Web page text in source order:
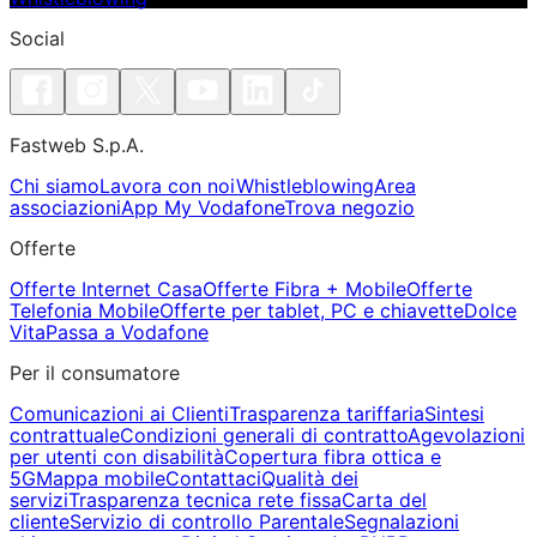
Social
Fastweb S.p.A.
Chi siamoLavora con noiWhistleblowingArea
associazioniApp My VodafoneTrova negozio
Offerte
Offerte Internet CasaOfferte Fibra + MobileOfferte
Telefonia MobileOfferte per tablet, PC e chiavetteDolce
VitaPassa a Vodafone
Per il consumatore
Comunicazioni ai ClientiTrasparenza tariffariaSintesi
contrattualeCondizioni generali di contrattoAgevolazioni
per utenti con disabilitàCopertura fibra ottica e
5GMappa mobileContattaciQualità dei
serviziTrasparenza tecnica rete fissaCarta del
clienteServizio di controllo ParentaleSegnalazioni